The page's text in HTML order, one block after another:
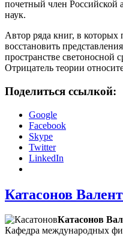
почетный член Российской
наук.
Автор ряда книг, в которых
восстановить
пространстве светоносной
Отрицатель теории
Поделиться ссылкой:
Google
Facebook
Skype
Twitter
LinkedIn
Катасонов
Катасонов
Кафедра международных